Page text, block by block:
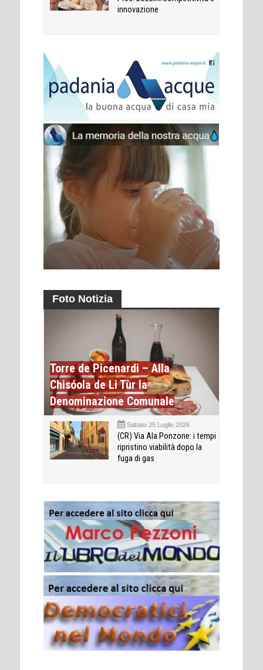
innovazione
Foto Notizia
Torre de Picenardi – Alla
Chisóola de Li Tùr la
Denominazione Comunale
Sabato 25 Luglio 2026
(CR) Via Ala Ponzone: i tempi
ripristino viabilità dopo la
fuga di gas